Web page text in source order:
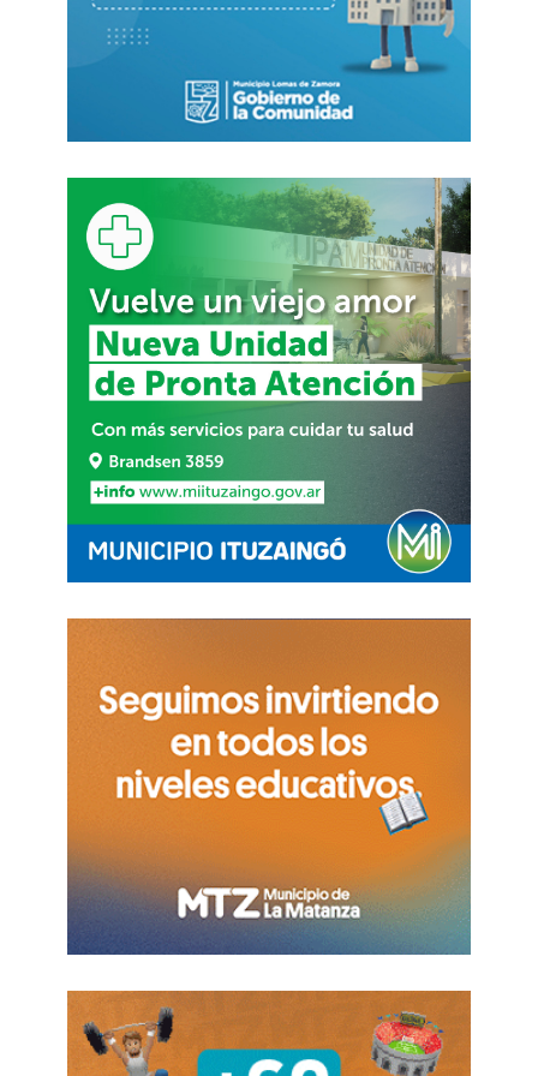
pensado a corto plazo. No nos saca votos en
ninguna provincia este año. En todo caso les
saca votos a todos y no nos perjudica. Tampoco
vemos que vayan a usar a sus diputados para
votar contra nosotros en el Congreso o que se
animen a votar un posible juicio político a Milei en
el Senado. Pero sí se posicionan para poner un
presidente si esto sale mal», dijo este
funcionario.
MÁS INFO
Casa Rosada
Tras el escándalo, Milei lo sostiene a Cúneo
Libarona y por ahora no renuncia
En parte es coincidente con otra versión de un
consultor que nada tiene que ver con la Rosada y
que hace unas semanas en estrictooff the
trabajando en un proyecto para un binomio
federal que liderarán Gerardo Zamora